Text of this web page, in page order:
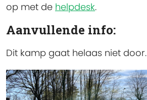
op met de helpdesk.
Aanvullende info:
Dit kamp gaat helaas niet door.